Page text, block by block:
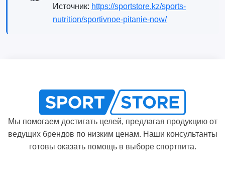
Источник: https://sportstore.kz/sports-
nutrition/sportivnoe-pitanie-now/
Мы помогаем достигать целей, предлагая продукцию от
ведущих брендов по низким ценам. Наши консультанты
готовы оказать помощь в выборе спортпита.